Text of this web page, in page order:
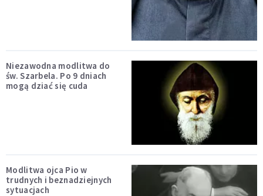
Niezawodna modlitwa do
św. Szarbela. Po 9 dniach
mogą dziać się cuda
Modlitwa ojca Pio w
trudnych i beznadziejnych
sytuacjach